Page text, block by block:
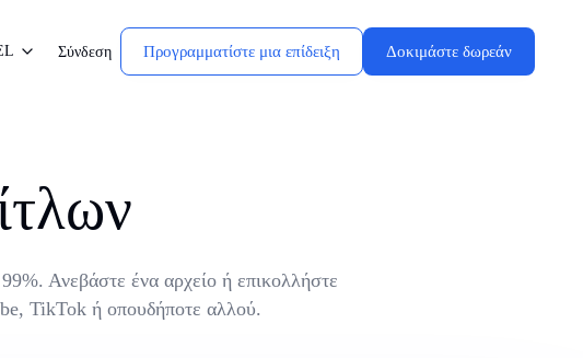
Σύνδεση Προγραμματίστε μια επίδειξη Δοκιμάστε δωρεάν
Ανεβάστε ένα αρχείο ή επικολλήστε
TikTok ή οπουδήποτε αλλού.